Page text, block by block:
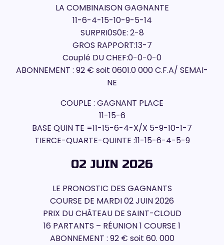
LA COMBINAISON GAGNANTE
11-6-4-15-10-9-5-14
SURPRI0S0E: 2-8
GROS RAPPORT:13-7
Couplé DU CHEF:0-0-0-0
ABONNEMENT : 92 € soit 0601.0 000 C.F.A/ SEMAI-
NE
COUPLE : GAGNANT PLACE
11-15-6
BASE QUIN TE =11-15-6-4-X/X 5-9-10-1-7
TIERCE-QUARTE-QUINTE :11-15-6-4-5-9
02 JUIN 2026
LE PRONOSTIC DES GAGNANTS
COURSE DE MARDI 02 JUIN 2026
PRIX DU CHÂTEAU DE SAINT-CLOUD
16 PARTANTS – RÉUNION 1 COURSE 1
ABONNEMENT : 92 € soit 60. 000